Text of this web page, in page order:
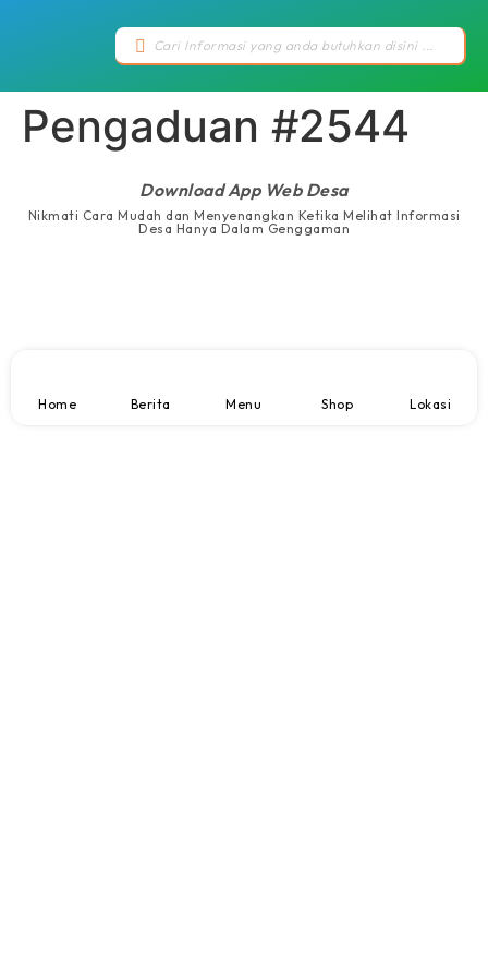
Pengaduan #2544
Download App Web Desa
Nikmati Cara Mudah dan Menyenangkan Ketika Melihat Informasi
Desa Hanya Dalam Genggaman
Home Berita Menu Shop Lokasi